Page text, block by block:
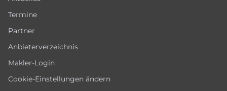
Termine
Partner
Anbieterverzeichnis
Makler-Login
Cookie-Einstellungen ändern